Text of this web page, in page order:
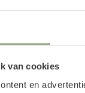
van cookies
en